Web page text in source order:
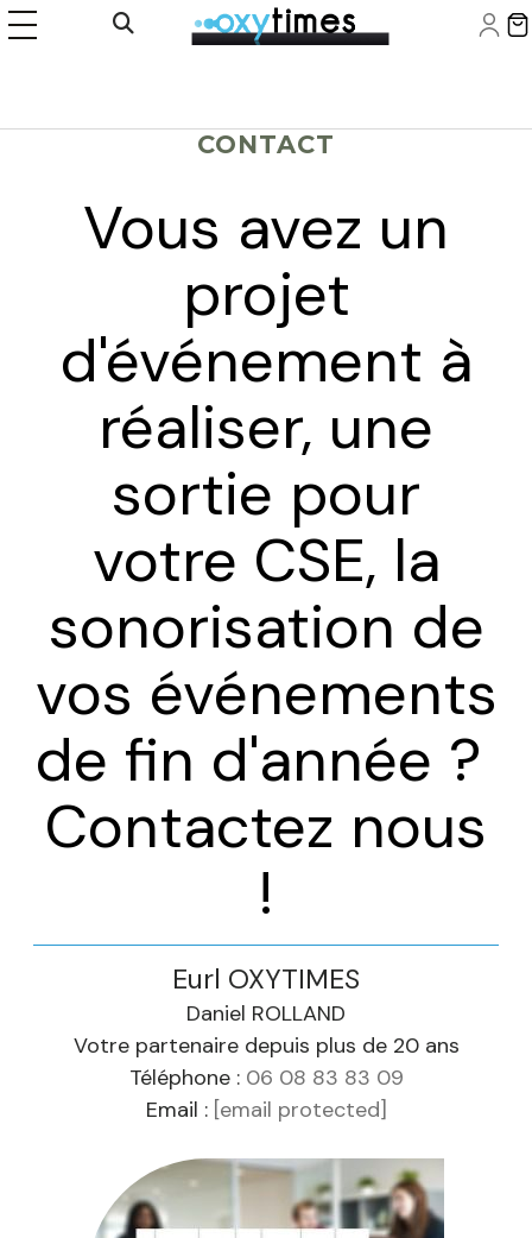
Ouvrir la recherche
CONTACT
Vous avez un
projet
d'événement à
réaliser, une
sortie pour
votre CSE, la
sonorisation de
vos événements
de fin d'année ?
Contactez nous
!
Eurl OXYTIMES
Daniel ROLLAND
Votre partenaire depuis plus de 20 ans
Téléphone : 06 08 83 83 09
Email : [email protected]
Panneau de gestion des cookies